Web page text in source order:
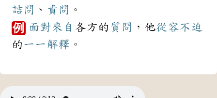
詰問 、 責問 。
例 面對來自 各方的 質問 ，他從容不迫
的 一一 解釋 。